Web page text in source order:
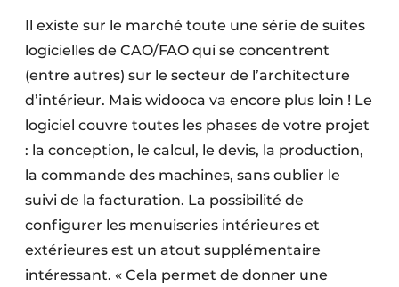
Il existe sur le marché toute une série de suites
logicielles de CAO/FAO qui se concentrent
(entre autres) sur le secteur de l’architecture
d’intérieur. Mais widooca va encore plus loin ! Le
logiciel couvre toutes les phases de votre projet
: la conception, le calcul, le devis, la production,
la commande des machines, sans oublier le
suivi de la facturation. La possibilité de
configurer les menuiseries intérieures et
extérieures est un atout supplémentaire
intéressant. « Cela permet de donner une